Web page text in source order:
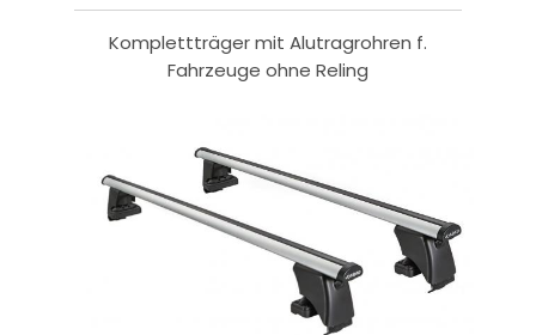
Komplettträger mit Alutragrohren f.
Fahrzeuge ohne Reling